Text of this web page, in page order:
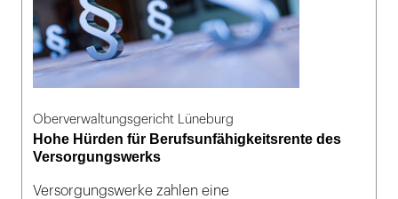
Oberverwaltungsgericht Lüneburg
Hohe Hürden für Berufsunfähigkeitsrente des
Versorgungswerks
Versorgungswerke zahlen eine